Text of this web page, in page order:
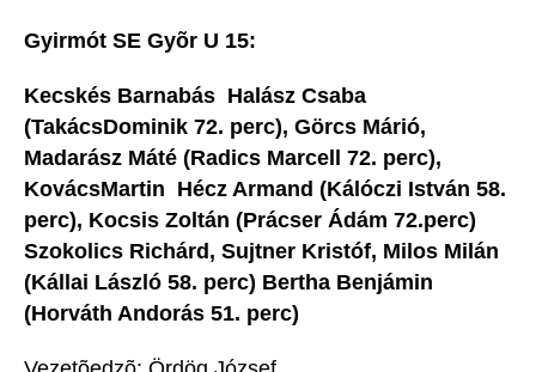
Gyirmót SE Gyõr U 15:
Kecskés Barnabás  Halász Csaba
(TakácsDominik 72. perc), Görcs Márió,
Madarász Máté (Radics Marcell 72. perc),
KovácsMartin  Hécz Armand (Kálóczi István 58.
perc), Kocsis Zoltán (Prácser Ádám 72.perc) 
Szokolics Richárd, Sujtner Kristóf, Milos Milán
(Kállai László 58. perc) Bertha Benjámin
(Horváth Andorás 51. perc)